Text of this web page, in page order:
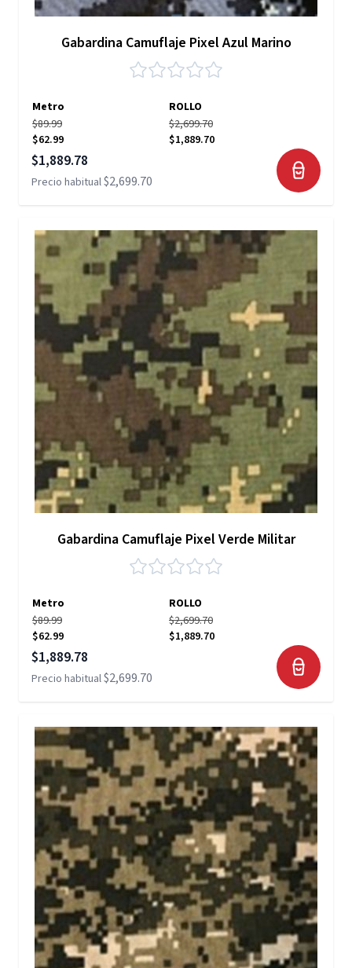
Gabardina Camuflaje Pixel Azul Marino
Metro
ROLLO
$89.99
$62.99
$2,699.70
$1,889.70
Precio especial
$1,889.78
Precio habitual$2,699.70
Gabardina Camuflaje Pixel Verde Militar
Metro
ROLLO
$89.99
$62.99
$2,699.70
$1,889.70
Precio especial
$1,889.78
Precio habitual$2,699.70